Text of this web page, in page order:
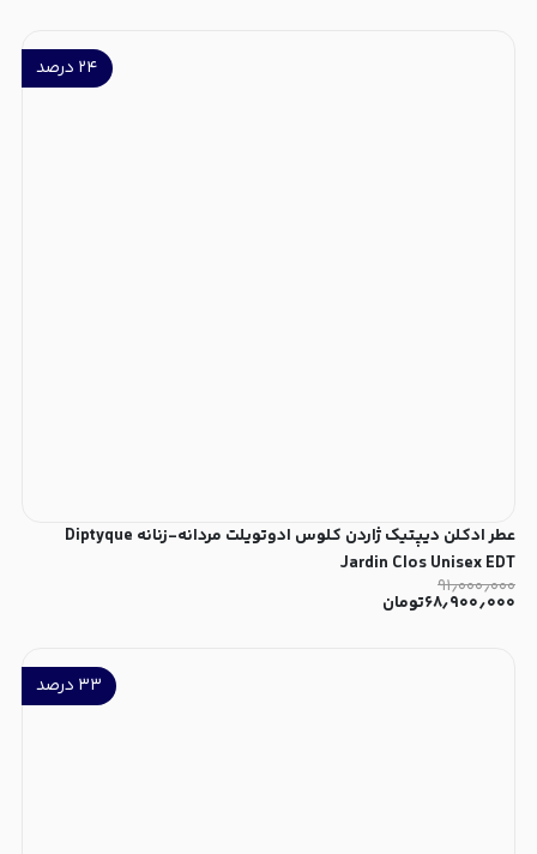
۲۴ درصد
عطر ادکلن دیپتیک ژاردن کلوس ادوتویلت مردانه-زنانه Diptyque
Jardin Clos Unisex EDT
۹۱٫۰۰۰٫۰۰۰
۶۸٫۹۰۰٫۰۰۰تومان
۳۳ درصد